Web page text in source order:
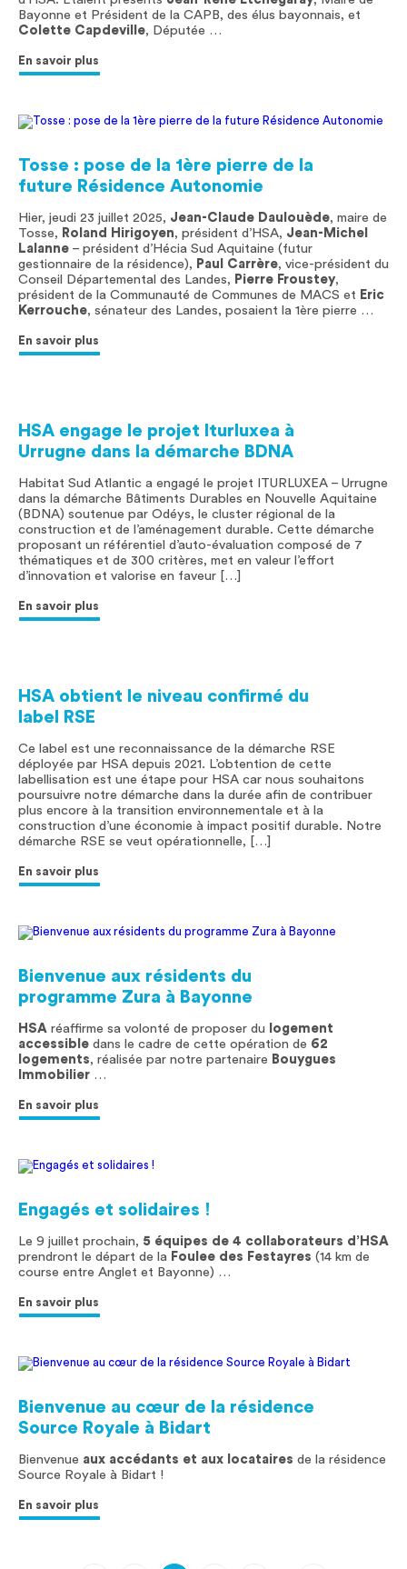
Bayonne et Président de la CAPB, des élus bayonnais, et
Colette Capdeville, Députée …
En savoir plus
Tosse : pose de la 1ère pierre de la
future Résidence Autonomie
Hier, jeudi 23 juillet 2025, Jean-Claude Daulouède, maire de
Tosse, Roland Hirigoyen, président d’HSA, Jean-Michel
Lalanne – président d’Hécia Sud Aquitaine (futur
gestionnaire de la résidence), Paul Carrère, vice-président du
Conseil Départemental des Landes, Pierre Froustey,
président de la Communauté de Communes de MACS et Eric
Kerrouche, sénateur des Landes, posaient la 1ère pierre …
En savoir plus
HSA engage le projet Iturluxea à
Urrugne dans la démarche BDNA
Habitat Sud Atlantic a engagé le projet ITURLUXEA – Urrugne
dans la démarche Bâtiments Durables en Nouvelle Aquitaine
(BDNA) soutenue par Odéys, le cluster régional de la
construction et de l’aménagement durable. Cette démarche
proposant un référentiel d’auto-évaluation composé de 7
thématiques et de 300 critères, met en valeur l’effort
d’innovation et valorise en faveur […]
En savoir plus
HSA obtient le niveau confirmé du
label RSE
Ce label est une reconnaissance de la démarche RSE
déployée par HSA depuis 2021. L’obtention de cette
labellisation est une étape pour HSA car nous souhaitons
poursuivre notre démarche dans la durée afin de contribuer
plus encore à la transition environnementale et à la
construction d’une économie à impact positif durable. Notre
démarche RSE se veut opérationnelle, […]
En savoir plus
Bienvenue aux résidents du
programme Zura à Bayonne
HSA réaffirme sa volonté de proposer du logement
accessible dans le cadre de cette opération de 62
logements, réalisée par notre partenaire Bouygues
Immobilier …
En savoir plus
Engagés et solidaires !
Le 9 juillet prochain, 5 équipes de 4 collaborateurs d’HSA
prendront le départ de la Foulee des Festayres (14 km de
course entre Anglet et Bayonne) …
En savoir plus
Bienvenue au cœur de la résidence
Source Royale à Bidart
Bienvenue aux accédants et aux locataires de la résidence
Source Royale à Bidart !
En savoir plus